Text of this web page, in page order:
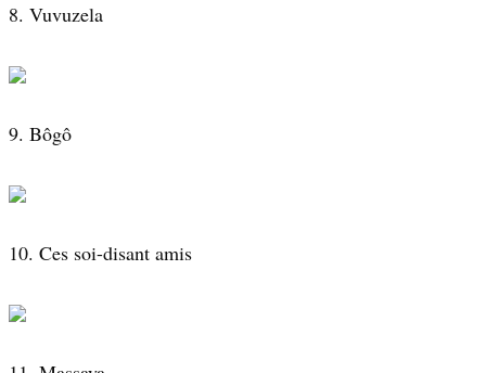
8. Vuvuzela
9. Bôgô
10. Ces soi-disant amis